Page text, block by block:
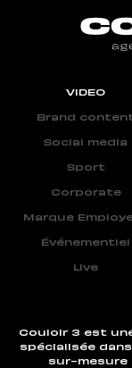
VIDEO
Brand
Social media
Sport
Corporate
Marque
Événementiel
Live
Couloir 3 est
spécialisée
sur-mesure